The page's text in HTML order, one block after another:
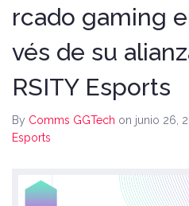
rcado gaming
vés de su
RSITY Esports
By Comms GGTech on junio 26,
Esports